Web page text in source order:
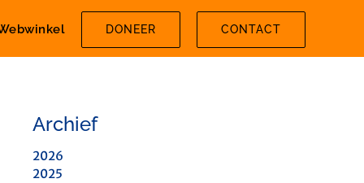
DONEER CONTACT
Archief
2026
2025